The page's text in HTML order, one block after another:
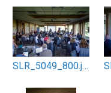
SLR_5049_800.jpg